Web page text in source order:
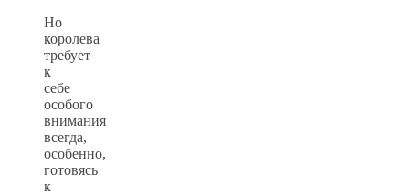
Но
королева
требует
к
себе
особого
внимания
всегда,
особенно,
готовясь
к